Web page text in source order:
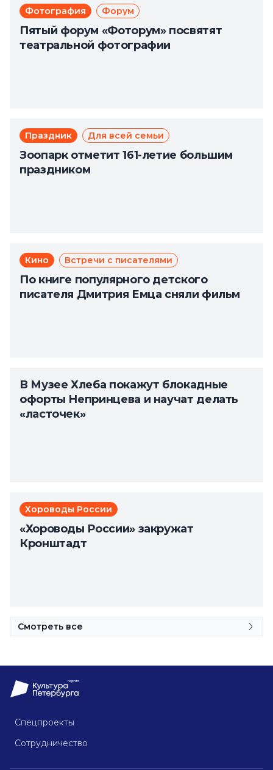
Фотография Форум
Пятый форум «Фоторум» посвятят
театральной фотографии
Праздник Для всей семьи
Зоопарк отметит 161-летие большим
праздником
Кино Встречи с писателями
По книге популярного детского
писателя Дмитрия Емца сняли фильм
В Музее Хлеба покажут блокадные
офорты Непринцева и научат делать
«ласточек»
Хороводы России
«Хороводы России» закружат
Кронштадт
Смотреть все
Спецпроекты
Сотрудничество